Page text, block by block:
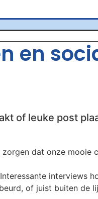
en
of leuke post
dat onze mooie
interviews
of juist buiten de